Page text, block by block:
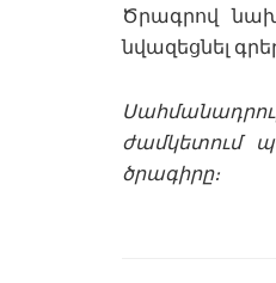
Ծրագրով
նվազեցնել
ժամկետում
ծրագիրը։